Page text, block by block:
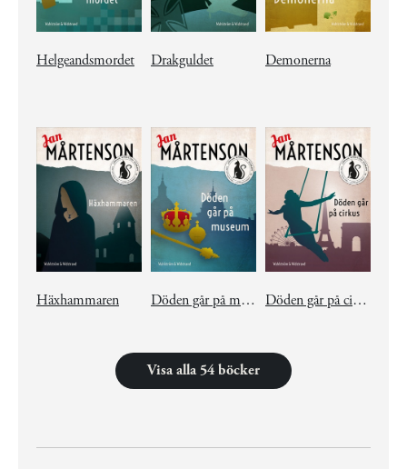
Helgeandsmordet Drakguldet Demonerna
Häxhammaren Döden går på museum Döden går på cirkus
Visa alla 54 böcker